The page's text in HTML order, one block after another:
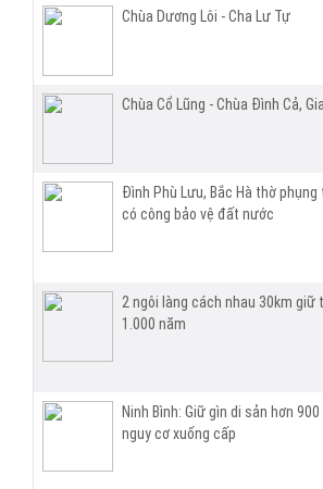
Chùa Dương Lôi - Cha Lư Tự
Chùa Cổ Lũng - Chùa Đình Cả,
Đình Phù Lưu, Bắc Hà thờ
có công bảo vệ đất nước
2 ngôi làng cách nhau 30km giữ
1.000 năm
Ninh Bình: Giữ gìn di sản hơn
nguy cơ xuống cấp